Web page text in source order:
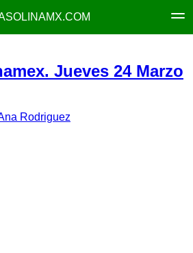
Jueves 24 Marzo
Rodriguez